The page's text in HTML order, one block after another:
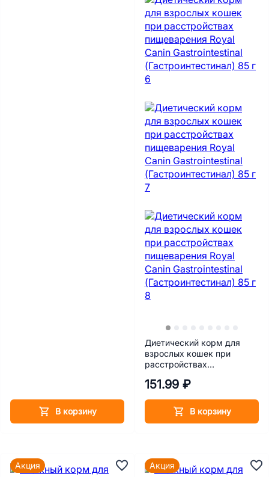
В корзину
Диетический корм для
взрослых кошек при
расстройствах
Gastrointestinal
151.99 ₽
В корзину
Акция Акция